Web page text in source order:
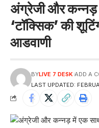
अंग्रेजी और कन्नड़
‘टॉक्सिक’ की
आडवाणी
LAST UPDATED:
BYLIVE 7 DESK ADD A